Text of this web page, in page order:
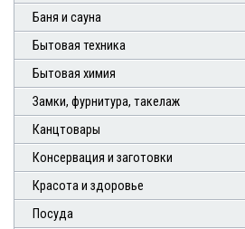
Баня и сауна
Бытовая техника
Бытовая химия
Замки, фурнитура, такелаж
Канцтовары
Консервация и заготовки
Красота и здоровье
Посуда